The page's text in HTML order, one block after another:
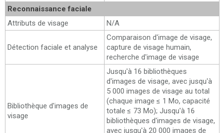
Reconnaissance faciale
Attributs de visage
N/A
Détection faciale et analyse
Comparaison d'image de visage,
capture de visage humain,
recherche d'image de visage
Bibliothèque d'images de
visage
Jusqu'à 16 bibliothèques
d'images de visage, avec jusqu'à
5 000 images de visage au total
(chaque image ≤ 1 Mo, capacité
totale ≤ 73 Mo); Jusqu'à 16
bibliothèques d'images de visage,
avec jusqu'à 20 000 images de